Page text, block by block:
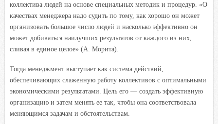
коллектива людей на основе специальных методик и процедур. «О
качествах менеджера надо судить по тому, как хорошо он может
организовать большое число людей и насколько эффективно он
может добиваться наилучших результатов от каждого из них,
сливая в единое целое» (А. Морита).
Тогда менеджмент выступает как система действий,
обеспечивающих слаженную работу коллективов с оптимальными
экономическими результатами. Цель его — создать эффективную
организацию и затем менять ее так, чтобы она соответствовала
меняющимся задачам и обстоятельствам.